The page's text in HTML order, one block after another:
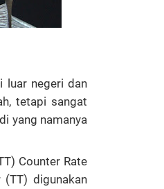
luar negeri dan
tetapi sangat
yang namanya
Counter Rate
(TT) digunakan